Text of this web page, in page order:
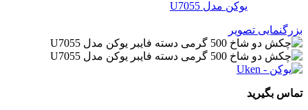
بزرگنمایی تصویر
تماس بگیرید